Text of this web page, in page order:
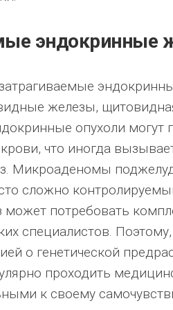
эндокринные
железы,
опухоли
что иногда
Микроаденомы
сложно
может потребовать
специалистов.
о генетической
проходить
к своему